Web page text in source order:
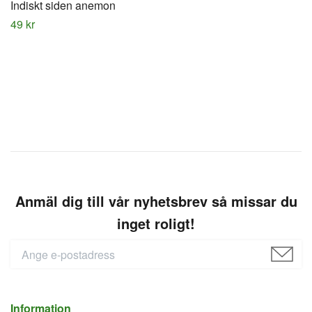
Indiskt siden anemon
49 kr
Anmäl dig till vår nyhetsbrev så missar du
inget roligt!
Information